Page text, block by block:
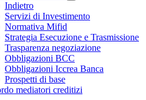
Indietro
Servizi di Investimento
Normativa Mifid
Strategia Esecuzione e Trasmissione
Trasparenza negoziazione
Obbligazioni BCC
Obbligazioni Iccrea Banca
Prospetti di base
mediatori creditizi